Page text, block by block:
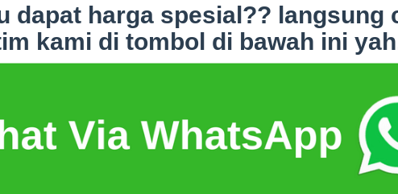
dapat harga spesial?? langsung
kami di tombol di bawah ini